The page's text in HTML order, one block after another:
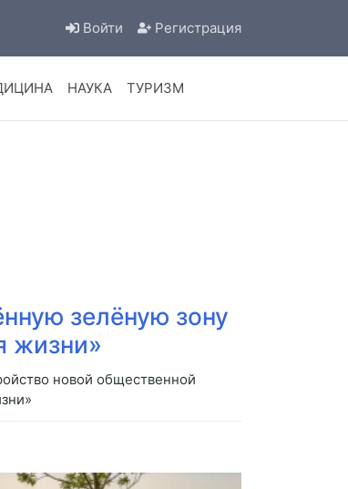
Войти Регистрация
НАУКА ТУРИЗМ
зелёную зону
жизни»
новой общественной